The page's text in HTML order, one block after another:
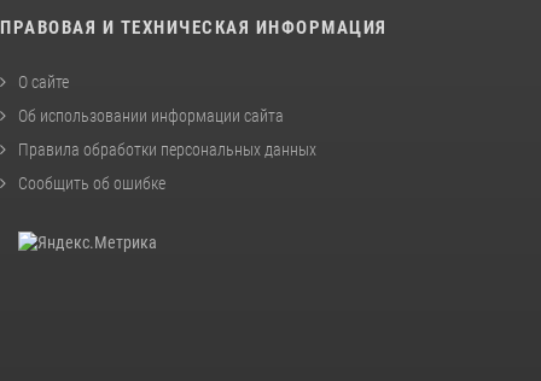
ПРАВОВАЯ И ТЕХНИЧЕСКАЯ ИНФОРМАЦИЯ
О сайте
Об использовании информации сайта
Правила обработки персональных данных
Сообщить об ошибке